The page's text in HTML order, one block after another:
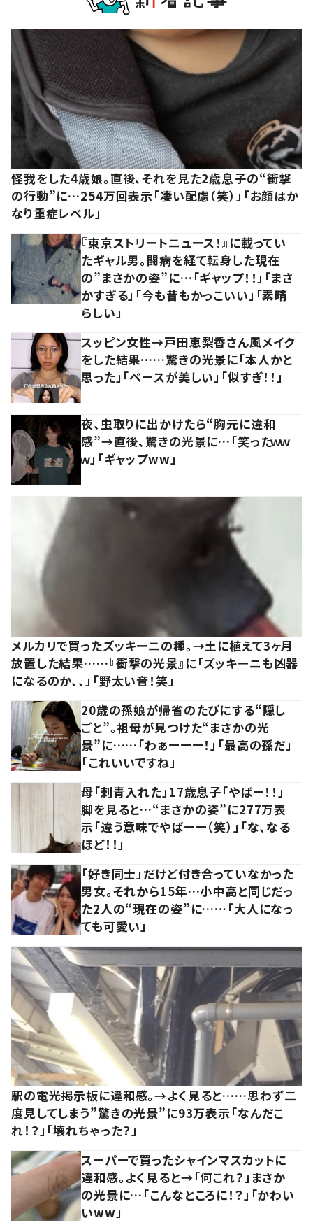
怪我をした4歳娘。直後、それを見た2歳息子の“衝撃
の行動”に…254万回表示「凄い配慮（笑）」「お顔はか
なり重症レベル」
『東京ストリートニュース！』に載ってい
たギャル男。闘病を経て転身した現在
の”まさかの姿”に…「ギャップ！！」「まさ
かすぎる」「今も昔もかっこいい」「素晴
らしい」
スッピン女性→戸田恵梨香さん風メイク
をした結果……驚きの光景に「本人かと
思った」「ベースが美しい」「似すぎ！！」
夜、虫取りに出かけたら“胸元に違和
感”→直後、驚きの光景に…「笑ったｗｗ
ｗ」「ギャップww」
メルカリで買ったズッキーニの種。→土に植えて3ヶ月
放置した結果……『衝撃の光景』に「ズッキーニも凶器
になるのか、、」「野太い音！笑」
20歳の孫娘が帰省のたびにする“隠し
ごと”。祖母が見つけた“まさかの光
景”に……「わぁーーー！」「最高の孫だ」
「これいいですね」
母「刺青入れた」17歳息子「やばー！！」
脚を見ると…“まさかの姿”に277万表
示「違う意味でやばーー（笑）」「な、なる
ほど！！」
「好き同士」だけど付き合っていなかった
男女。それから15年…小中高と同じだっ
た2人の“現在の姿”に……「大人になっ
ても可愛い」
駅の電光掲示板に違和感。→よく見ると……思わず二
度見してしまう”驚きの光景”に93万表示「なんだこ
れ！？」「壊れちゃった？」
スーパーで買ったシャインマスカットに
違和感。よく見ると→「何これ？」まさか
の光景に…「こんなところに！？」「かわい
いww」